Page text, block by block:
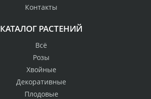
Контакты
КАТАЛОГ РАСТЕНИЙ
Всё
Розы
Хвойные
Декоративные
Плодовые